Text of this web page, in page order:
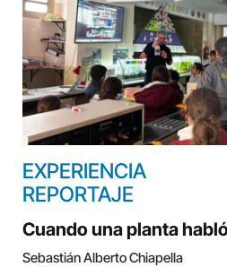
EXPERIENCIA
REPORTAJE
Cuando una planta
Sebastián Alberto Chiapella